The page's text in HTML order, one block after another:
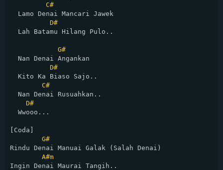
C#
  Lamo Denai Mancari Jawek
D#
  Lah Batamu Hilang Pulo..
G#
  Nan Denai Angankan
D#
  Kito Ka Biaso Sajo..
C#
  Nan Denai Rusuahkan..
D#
  Wwooo...
[Coda]
G#
Rindu Denai Manuai Galak (Salah Denai)
A#m
Ingin Denai Maurai Tangih..